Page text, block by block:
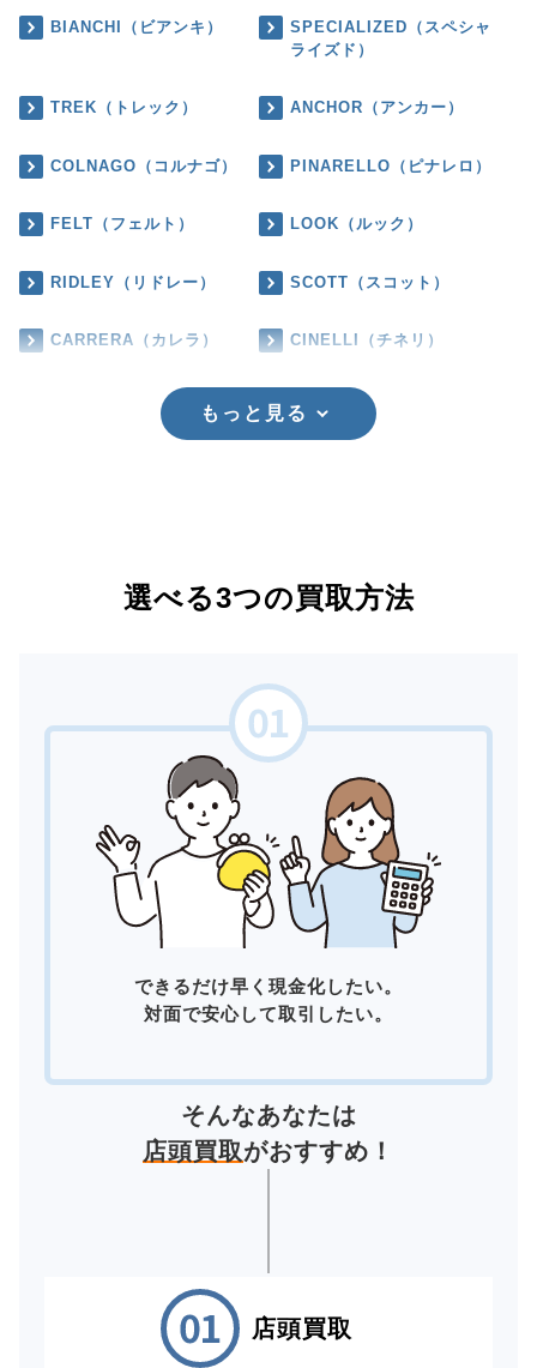
BIANCHI（ビアンキ）
SPECIALIZED（スペシャ
ライズド）
TREK（トレック） ANCHOR（アンカー）
COLNAGO（コルナゴ） PINARELLO（ピナレロ）
FELT（フェルト） LOOK（ルック）
RIDLEY（リドレー） SCOTT（スコット）
CARRERA（カレラ） CINELLI（チネリ）
もっと見る
選べる3つの買取方法
できるだけ早く現金化したい。
対面で安心して取引したい。
そんなあなたは
店頭買取がおすすめ！
店頭買取